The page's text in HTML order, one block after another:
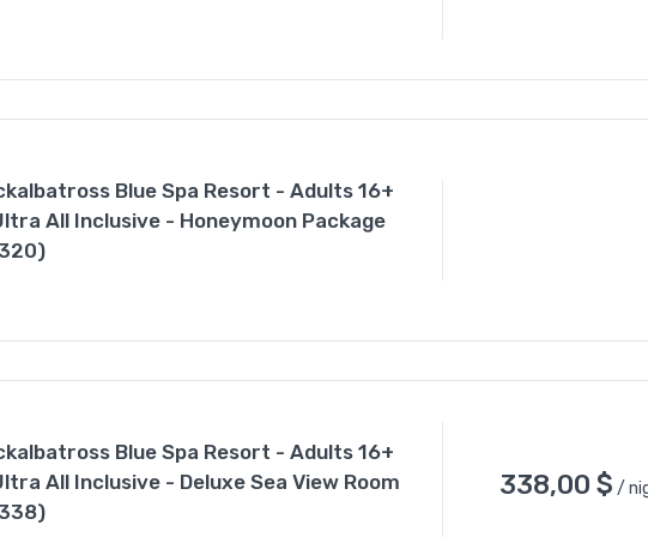
Blue Spa Resort - Adults 16+
All Inclusive - Honeymoon Package
Blue Spa Resort - Adults 16+
All Inclusive - Deluxe Sea View Room
338,00 $ /